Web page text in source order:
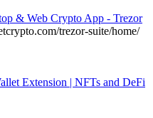
& Web Crypto App - Trezor
trezor-suite/home/
Extension | NFTs and DeFi